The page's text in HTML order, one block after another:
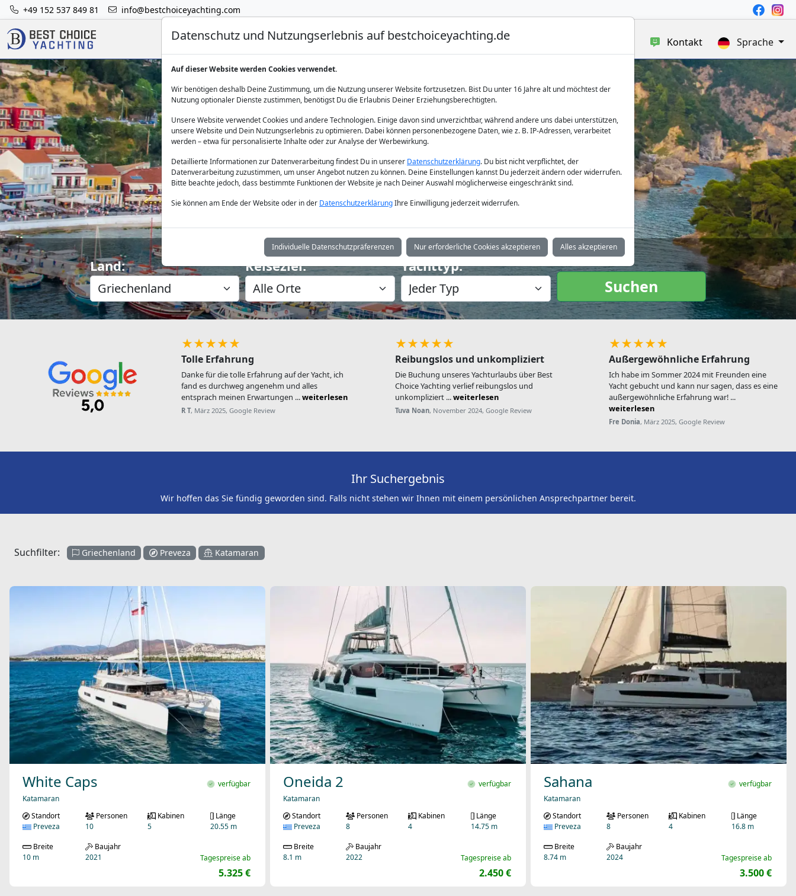
+49 152 537 849 81 info@bestchoiceyachting.com
Luxus Yacht Charter Yacht Charter Yacht Verkauf Kontakt Sprache
Katamaran Charter Preveza
Land: Reiseziel: Yachttyp:
Suchen
★★★★★
Tolle Erfahrung
Danke für die tolle Erfahrung auf der Yacht, ich
fand es durchweg angenehm und alles
entsprach meinen Erwartungen ...weiterlesen
R T, März 2025, Google Review
★★★★★
Reibungslos und unkompliziert
Die Buchung unseres Yachturlaubs über Best
Choice Yachting verlief reibungslos und
unkompliziert ...weiterlesen
Tuva Noan, November 2024, Google Review
★★★★★
Außergewöhnliche Erfahrung
Ich habe im Sommer 2024 mit Freunden eine
Yacht gebucht und kann nur sagen, dass es eine
außergewöhnliche Erfahrung war! ...
weiterlesen
Fre Donia, März 2025, Google Review
Ihr Suchergebnis
Wir hoffen das Sie fündig geworden sind. Falls nicht stehen wir Ihnen mit einem persönlichen Ansprechpartner bereit.
Suchfilter: Griechenland Preveza Katamaran
White Caps
Katamaran
verfügbar
Tagespreise ab
5.325 €
Standort
Preveza
Personen
10
Kabinen
5
Länge
20.55 m
Breite
10 m
Baujahr
2021
Oneida 2
Katamaran
verfügbar
Tagespreise ab
2.450 €
Standort
Preveza
Personen
8
Kabinen
4
Länge
14.75 m
Breite
8.1 m
Baujahr
2022
Sahana
Katamaran
verfügbar
Tagespreise ab
3.500 €
Standort
Preveza
Personen
8
Kabinen
4
Länge
16.8 m
Breite
8.74 m
Baujahr
2024
Datenschutz und Nutzungserlebnis auf bestchoiceyachting.de
Auf dieser Website werden Cookies verwendet.
Wir benötigen deshalb Deine Zustimmung, um die Nutzung unserer Website fortzusetzen. Bist Du unter 16 Jahre alt und möchtest der
Nutzung optionaler Dienste zustimmen, benötigst Du die Erlaubnis Deiner Erziehungsberechtigten.
Unsere Website verwendet Cookies und andere Technologien. Einige davon sind unverzichtbar, während andere uns dabei unterstützen,
unsere Website und Dein Nutzungserlebnis zu optimieren. Dabei können personenbezogene Daten, wie z. B. IP-Adressen, verarbeitet
werden – etwa für personalisierte Inhalte oder zur Analyse der Werbewirkung.
Detaillierte Informationen zur Datenverarbeitung findest Du in unserer Datenschutzerklärung. Du bist nicht verpflichtet, der
Datenverarbeitung zuzustimmen, um unser Angebot nutzen zu können. Deine Einstellungen kannst Du jederzeit ändern oder widerrufen.
Bitte beachte jedoch, dass bestimmte Funktionen der Website je nach Deiner Auswahl möglicherweise eingeschränkt sind.
Sie können am Ende der Website oder in der DatenschutzerklärungIhre Einwilligung jederzeit widerrufen.
Individuelle Datenschutzpräferenzen Nur erforderliche Cookies akzeptieren Alles akzeptieren